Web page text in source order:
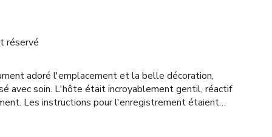
réservé
adoré l'emplacement et la belle décoration,
avec soin. L'hôte était incroyablement gentil, réactif
Les instructions pour l'enregistrement étaient
des informations détaillées sur la façon de trouver le
Dans l'ensemble, ce fut une expérience